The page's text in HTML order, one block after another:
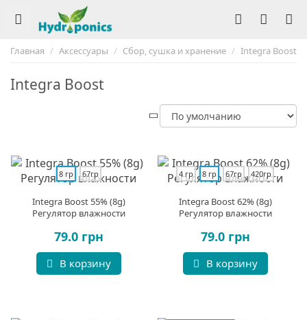
Главная Аксессуары Сбор, сушка и хранение Integra Boost
Integra Boost
8 гр 67гр
Integra Boost 55% (8g)
Регулятор влажности
79.0 грн
В корзину
4 гр 8 гр 67гр 420гр
Integra Boost 62% (8g)
Регулятор влажности
79.0 грн
В корзину